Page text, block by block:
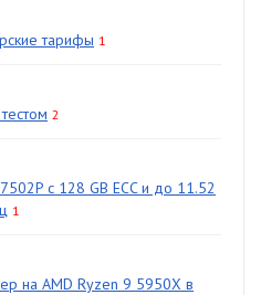
тарифы 1
2
с 128 GB ECC и до 11.52
1
на AMD Ryzen 9 5950X в